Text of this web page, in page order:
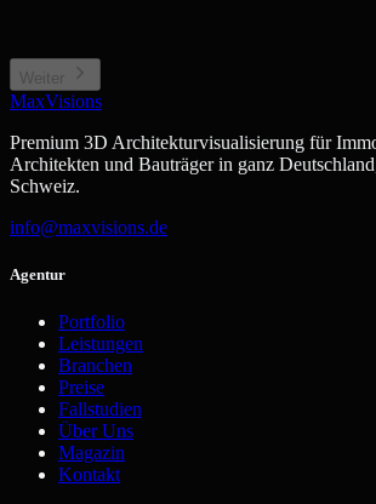
Weiter
MaxVisions
Premium 3D Architekturvisualisierung für
Architekten und Bauträger in ganz
Schweiz.
info@maxvisions.de
Agentur
Portfolio
Leistungen
Branchen
Preise
Fallstudien
Über Uns
Magazin
Kontakt